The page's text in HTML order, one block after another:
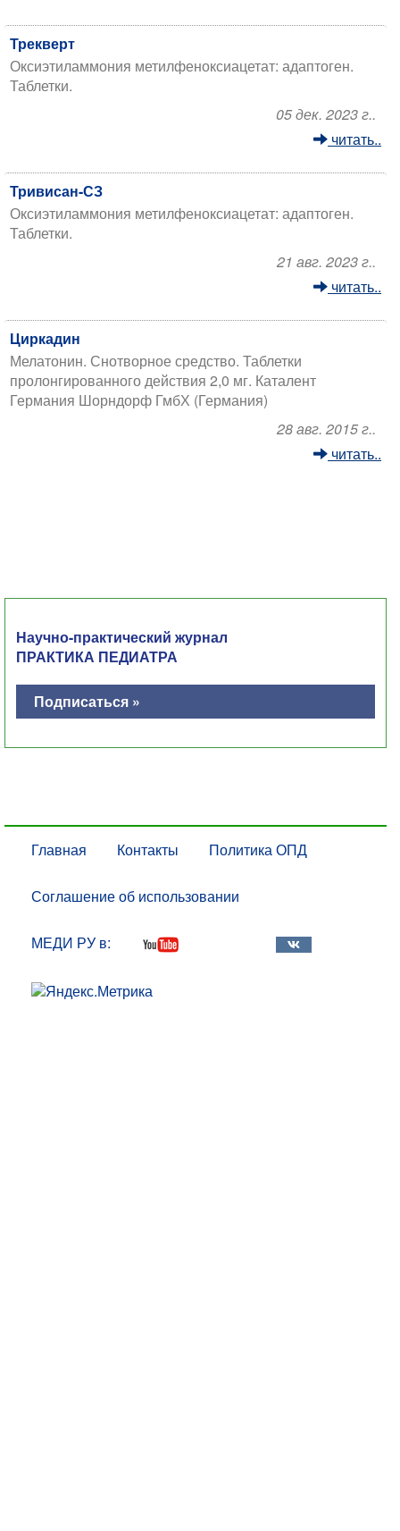
Трекверт
Оксиэтиламмония метилфеноксиацетат: адаптоген.
Таблетки.
05 дек. 2023 г..
читать..
Тривисан-СЗ
Оксиэтиламмония метилфеноксиацетат: адаптоген.
Таблетки.
21 авг. 2023 г..
читать..
Циркадин
Мелатонин. Снотворное средство. Таблетки
пролонгированного действия 2,0 мг. Каталент
Германия Шорндорф ГмбХ (Германия)
28 авг. 2015 г..
читать..
Научно-практический журнал
ПРАКТИКА ПЕДИАТРА
Подписаться »
Главная Контакты Политика ОПД
Соглашение об использовании
МЕДИ РУ в: